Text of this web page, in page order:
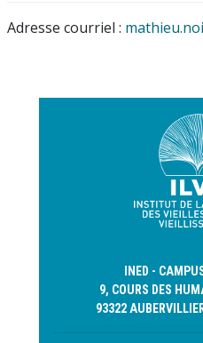
Adresse courriel :
INED -
9, COURS DES
93322